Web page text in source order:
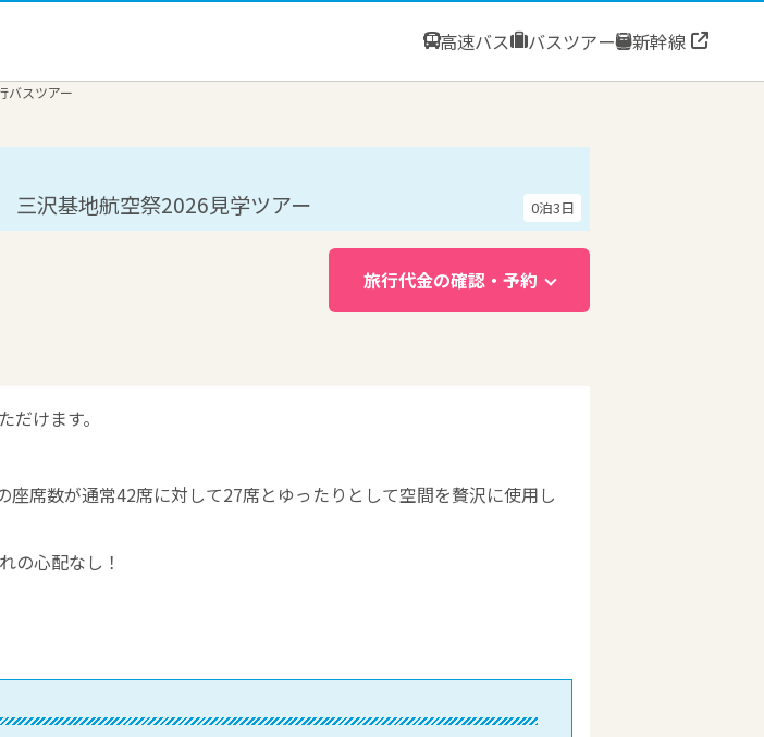
高速バス バスツアー 新幹線
バスツアー
沢基地航空祭2026見学ツアー
0泊3日
旅行代金の確認・予約
けます。
座席数が通常42席に対して27席とゆったりとして空間を贅沢に使用し
の心配なし！